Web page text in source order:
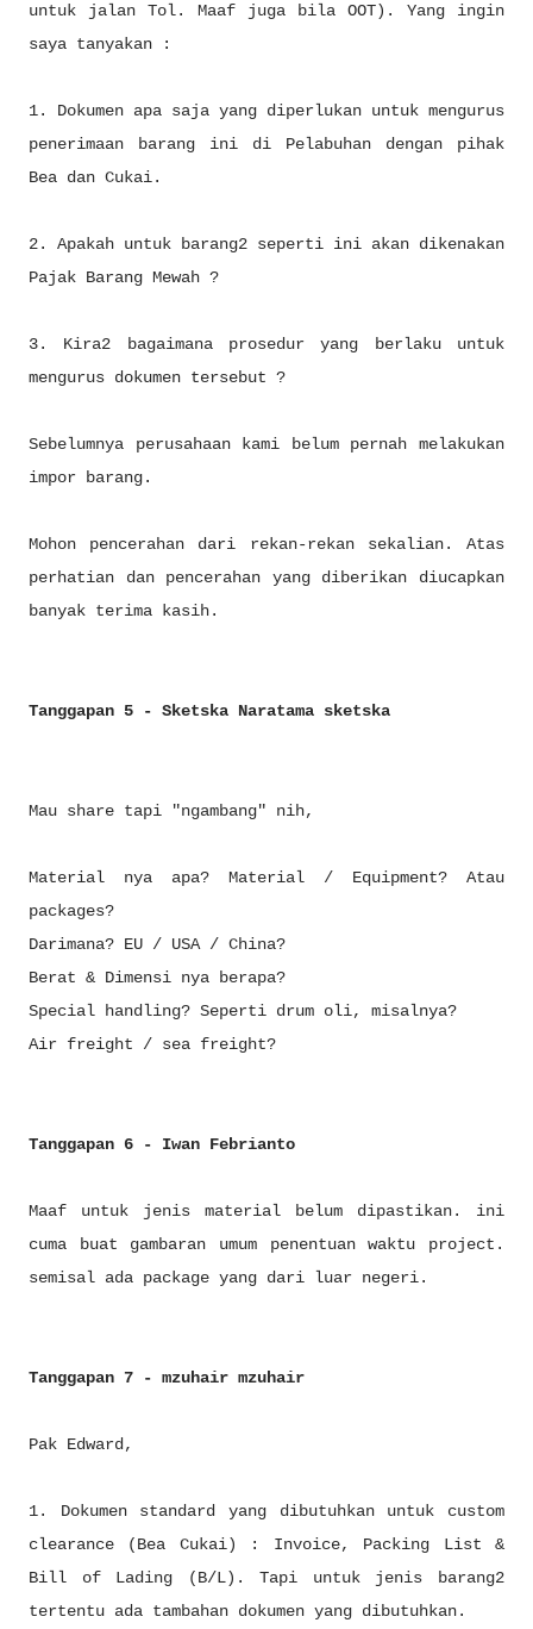
untuk jalan Tol. Maaf juga bila OOT). Yang ingin
saya tanyakan :
1. Dokumen apa saja yang diperlukan untuk mengurus
penerimaan barang ini di Pelabuhan dengan pihak
Bea dan Cukai.
2. Apakah untuk barang2 seperti ini akan dikenakan
Pajak Barang Mewah ?
3. Kira2 bagaimana prosedur yang berlaku untuk
mengurus dokumen tersebut ?
Sebelumnya perusahaan kami belum pernah melakukan
impor barang.
Mohon pencerahan dari rekan-rekan sekalian. Atas
perhatian dan pencerahan yang diberikan diucapkan
banyak terima kasih.
Tanggapan 5 - Sketska Naratama sketska
Mau share tapi "ngambang" nih,
Material nya apa? Material / Equipment? Atau
packages?
Darimana? EU / USA / China?
Berat & Dimensi nya berapa?
Special handling? Seperti drum oli, misalnya?
Air freight / sea freight?
Tanggapan 6 - Iwan Febrianto
Maaf untuk jenis material belum dipastikan. ini
cuma buat gambaran umum penentuan waktu project.
semisal ada package yang dari luar negeri.
Tanggapan 7 - mzuhair mzuhair
Pak Edward,
1. Dokumen standard yang dibutuhkan untuk custom
clearance (Bea Cukai) : Invoice, Packing List &
Bill of Lading (B/L). Tapi untuk jenis barang2
tertentu ada tambahan dokumen yang dibutuhkan.